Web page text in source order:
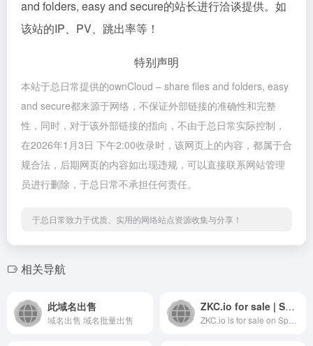
and folders, easy and secure的站长进行洽谈提供。如
该站的IP、PV、跳出率等！
特别声明
本站于总日常提供的ownCloud – share files and folders, easy
and secure都来源于网络，不保证外部链接的准确性和完整
性，同时，对于该外部链接的指向，不由于总日常实际控制，
在2026年1月3日 下午2:00收录时，该网页上的内容，都属于合
规合法，后期网页的内容如出现违规，可以直接联系网站管理
员进行删除，于总日常不承担任何责任。
于总日常致力于优质、实用的网络站点资源收集与分享！
相关导航
此域名出售
域名出售 域名批量出售
ZKC.io for sale | Spaceship.com